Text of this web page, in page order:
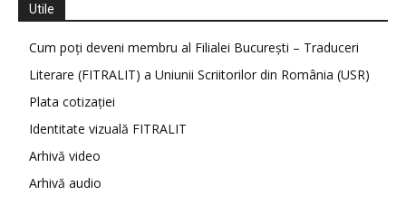
Utile
Cum poți deveni membru al Filialei București – Traduceri
Literare (FITRALIT) a Uniunii Scriitorilor din România (USR)
Plata cotizației
Identitate vizuală FITRALIT
Arhivă video
Arhivă audio